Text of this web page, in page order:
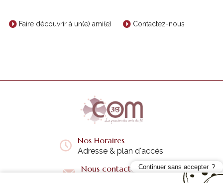
Faire découvrir à un(e) ami(e) Contactez-nous
Nos Horaires
Adresse & plan d'accès
Nous contacter Continuer sans accepter